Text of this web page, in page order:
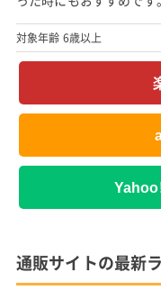
対象年齢 6歳以上
通販サイトの最新